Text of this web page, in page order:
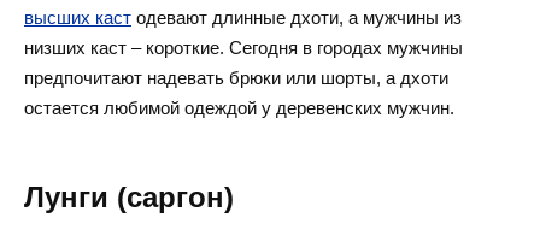
высших каст одевают длинные дхоти, а мужчины из
низших каст – короткие. Сегодня в городах мужчины
предпочитают надевать брюки или шорты, а дхоти
остается любимой одеждой у деревенских мужчин.
Лунги (саргон)